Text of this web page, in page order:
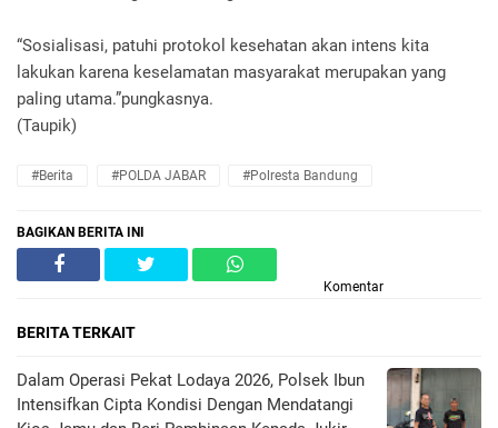
“Sosialisasi, patuhi protokol kesehatan akan intens kita
lakukan karena keselamatan masyarakat merupakan yang
paling utama.”pungkasnya.
(Taupik)
#Berita #POLDA JABAR #Polresta Bandung
BAGIKAN BERITA INI
Komentar
BERITA TERKAIT
Dalam Operasi Pekat Lodaya 2026, Polsek Ibun
Intensifkan Cipta Kondisi Dengan Mendatangi